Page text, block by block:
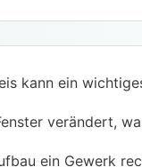
sinnvolle
oder
kann ein
verändert,
ein Gewerk